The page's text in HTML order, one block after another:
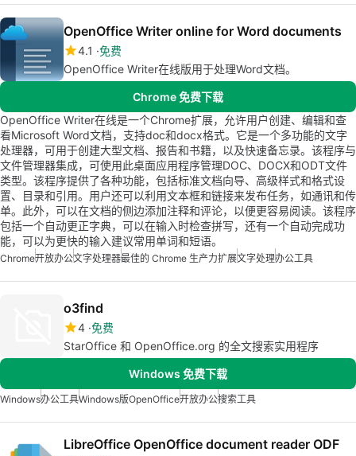
OpenOffice Writer online for Word documents
4.1 免费
OpenOffice Writer在线版用于处理Word文档。
Chrome 免费下载
OpenOffice Writer在线是一个Chrome扩展，允许用户创建、编辑和查
看Microsoft Word文档，支持doc和docx格式。它是一个多功能的文字
处理器，可用于创建大型文档、报告和书籍，以及快速备忘录。该程序与
文件管理器集成，可使用此桌面应用程序管理DOC、DOCX和ODT文件
类型。该程序提供了各种功能，包括标准文档向导、高级样式和格式设
置、目录和引用。用户还可以利用文本框和链接来发布任务，如通讯和传
单。此外，可以在文档的侧边添加注释和评论，以便更容易阅读。该程序
包括一个自动更正字典，可以在输入时检查拼写，还有一个自动完成功
能，可以为更快的输入建议常用单词和短语。
Chrome开放办公文字处理器最佳的 Chrome 生产力扩展文字处理办公工具
o3find
4 免费
StarOffice 和 OpenOffice.org 的全文搜索实用程序
Windows 免费下载
Windows办公工具Windows版OpenOffice开放办公搜索工具
LibreOffice OpenOffice document reader ODF